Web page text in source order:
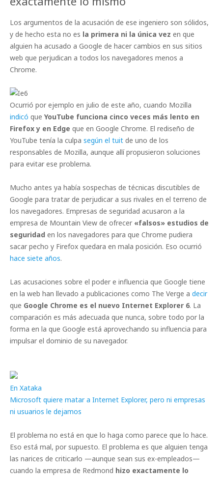
Los argumentos de la acusación de ese ingeniero son sólidos,
y de hecho esta no es la primera ni la única vez en que
alguien ha acusado a Google de hacer cambios en sus sitios
web que perjudican a todos los navegadores menos a
Chrome.
Ocurrió por ejemplo en julio de este año, cuando Mozilla
indicó que YouTube funciona cinco veces más lento en
Firefox y en Edge que en Google Chrome. El rediseño de
YouTube tenía la culpa según el tuit de uno de los
responsables de Mozilla, aunque allí propusieron soluciones
para evitar ese problema.
Mucho antes ya había sospechas de técnicas discutibles de
Google para tratar de perjudicar a sus rivales en el terreno de
los navegadores. Empresas de seguridad acusaron a la
empresa de Mountain View de ofrecer «falsos» estudios de
seguridad en los navegadores para que Chrome pudiera
sacar pecho y Firefox quedara en mala posición. Eso ocurrió
hace siete años.
Las acusaciones sobre el poder e influencia que Google tiene
en la web han llevado a publicaciones como The Verge a decir
que Google Chrome es el nuevo Internet Explorer 6. La
comparación es más adecuada que nunca, sobre todo por la
forma en la que Google está aprovechando su influencia para
impulsar el dominio de su navegador.
En Xataka
Microsoft quiere matar a Internet Explorer, pero ni empresas
ni usuarios le dejamos
El problema no está en que lo haga como parece que lo hace.
Eso está mal, por supuesto. El problema es que alguien tenga
las narices de criticarlo —aunque sean sus ex-empleados—
cuando la empresa de Redmond hizo exactamente lo